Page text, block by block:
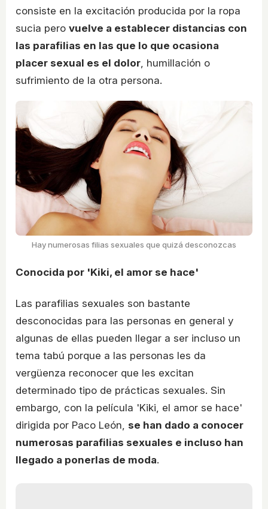
consiste en la excitación producida por la ropa
sucia pero vuelve a establecer distancias con
las parafilias en las que lo que ocasiona
placer sexual es el dolor, humillación o
sufrimiento de la otra persona.
Hay numerosas filias sexuales que quizá desconozcas
Conocida por 'Kiki, el amor se hace'
Las parafilias sexuales son bastante
desconocidas para las personas en general y
algunas de ellas pueden llegar a ser incluso un
tema tabú porque a las personas les da
vergüenza reconocer que les excitan
determinado tipo de prácticas sexuales. Sin
embargo, con la película 'Kiki, el amor se hace'
dirigida por Paco León, se han dado a conocer
numerosas parafilias sexuales e incluso han
llegado a ponerlas de moda.